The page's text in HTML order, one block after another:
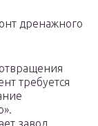
дренажного
требуется
завод